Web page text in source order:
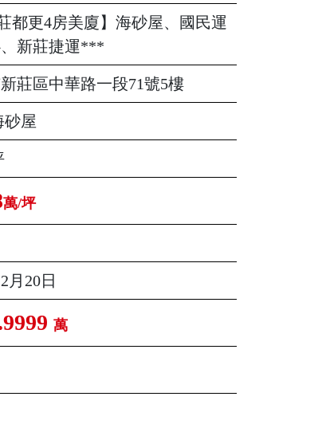
都更4房美廈】海砂屋、國民運
新莊捷運***
莊區中華路一段71號5樓
砂屋
萬/坪
月20日
萬